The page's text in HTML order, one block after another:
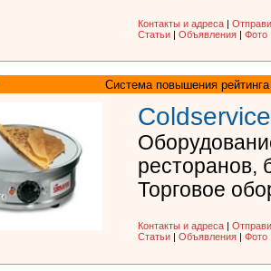
Контакты и адреса |
Статьи | Объявления | Фото
Система повышения рейтинга
ресторанов,
Торговое
Контакты и адреса
Статьи
Объявления Фото